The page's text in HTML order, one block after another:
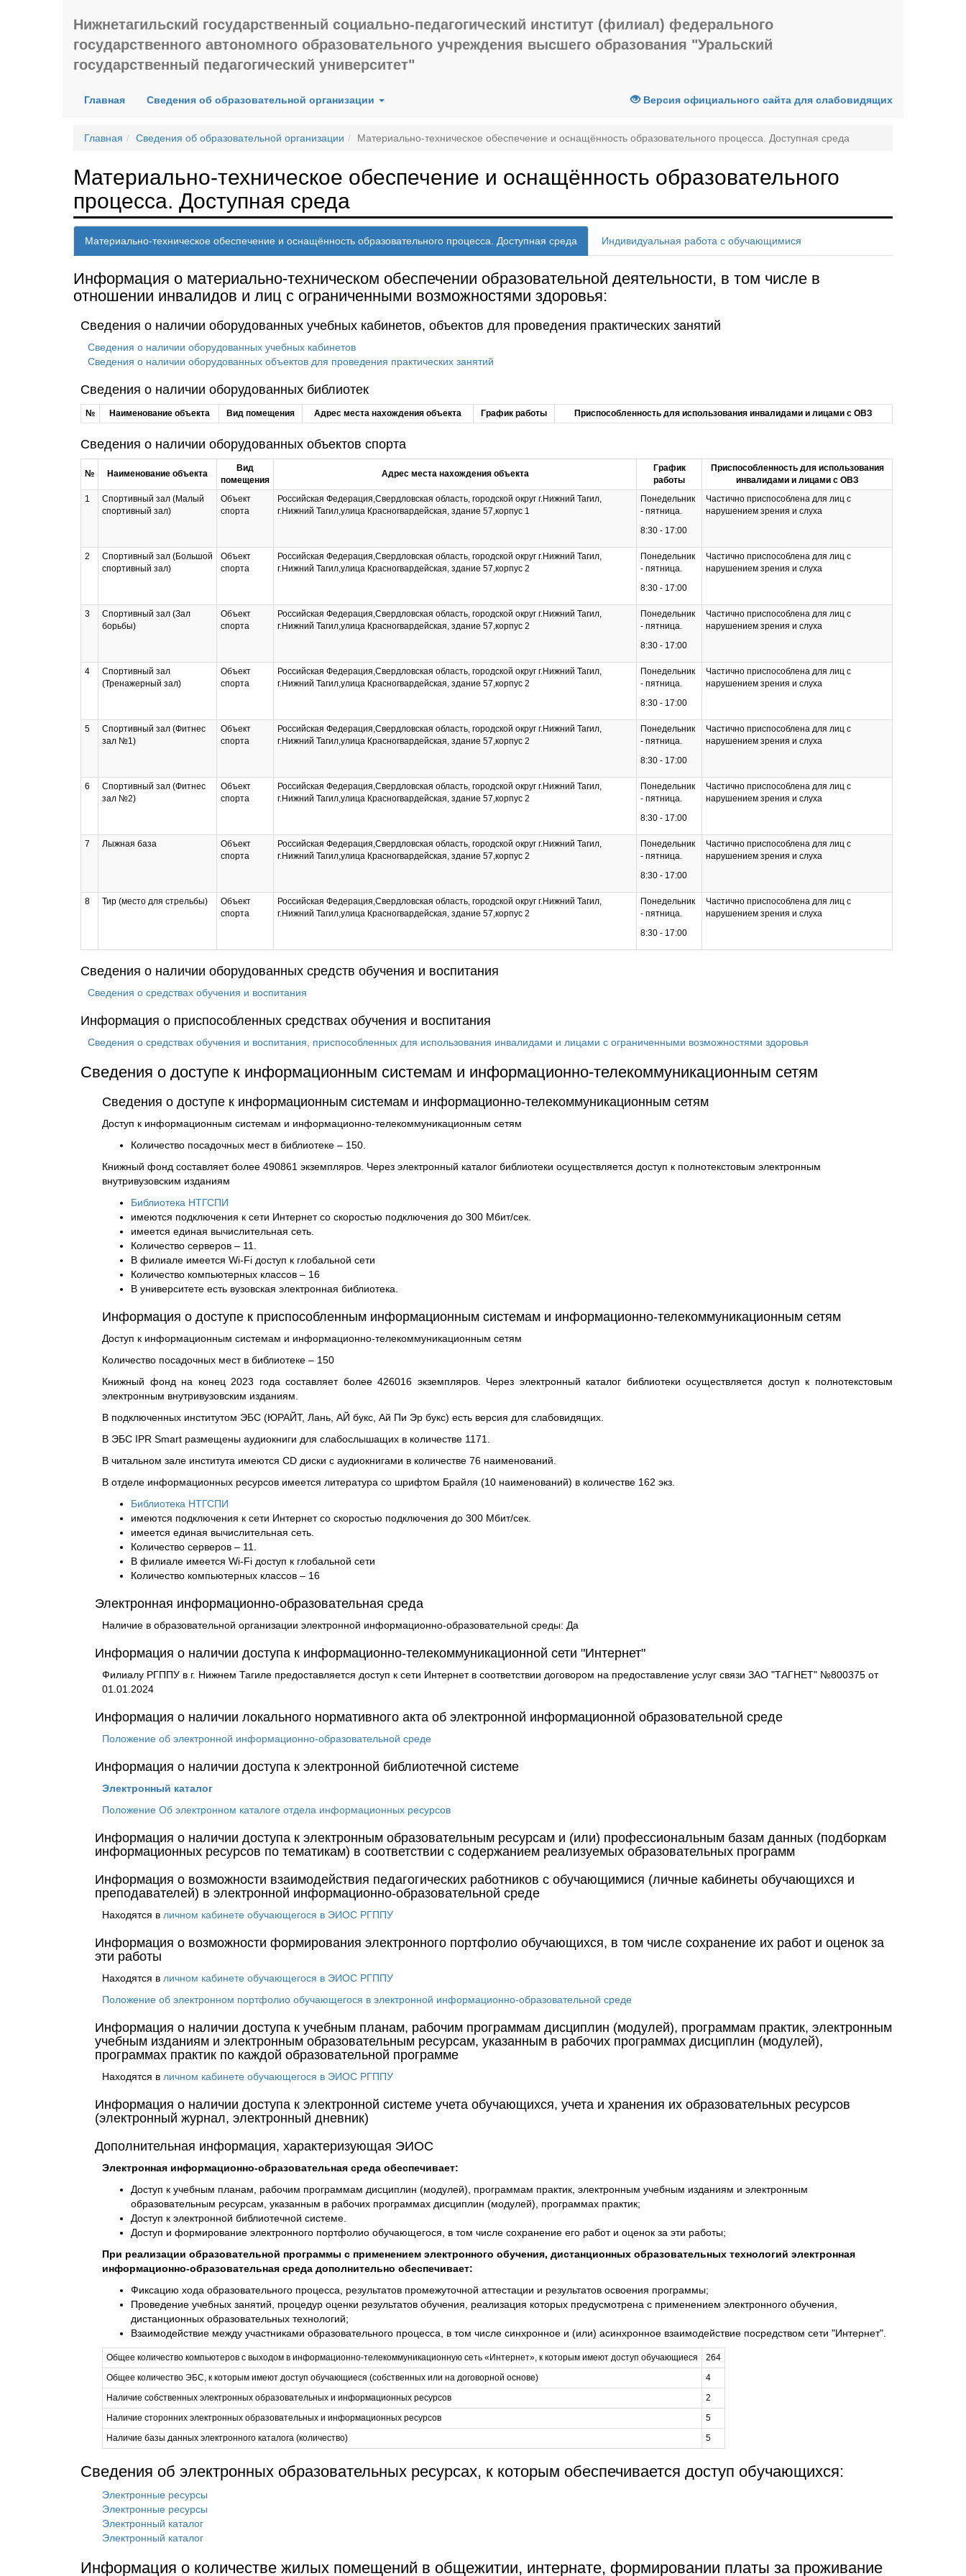
Нижнетагильский государственный социально-педагогический институт (филиал) федерального
государственного автономного образовательного учреждения высшего образования "Уральский
государственный педагогический университет"
Главная Сведения об образовательной организации Версия официального сайта для слабовидящих
Главная Сведения об образовательной организации Материально-техническое обеспечение и оснащённость образовательного процесса. Доступная среда
Материально-техническое обеспечение и оснащённость образовательного
процесса. Доступная среда
Материально-техническое обеспечение и оснащённость образовательного процесса. Доступная среда Индивидуальная работа с обучающимися
Информация о материально-техническом обеспечении образовательной деятельности, в том числе в
отношении инвалидов и лиц с ограниченными возможностями здоровья:
Сведения о наличии оборудованных учебных кабинетов, объектов для проведения практических занятий
Сведения о наличии оборудованных учебных кабинетов
Сведения о наличии оборудованных объектов для проведения практических занятий
Сведения о наличии оборудованных библиотек
№ Наименование объекта Вид помещения Адрес места нахождения объекта График работы Приспособленность для использования инвалидами и лицами с ОВЗ
Сведения о наличии оборудованных объектов спорта
№ Наименование объекта
Вид
помещения
Адрес места нахождения объекта
График
работы
Приспособленность для использования
инвалидами и лицами с ОВЗ
1
Спортивный зал (Малый
спортивный зал)
Объект
спорта
Российская Федерация,Свердловская область, городской округ г.Нижний Тагил,
г.Нижний Тагил,улица Красногвардейская, здание 57,корпус 1
Понедельник
- пятница.
8:30 - 17:00
Частично приспособлена для лиц с
нарушением зрения и слуха
2
Спортивный зал (Большой
спортивный зал)
Объект
спорта
Российская Федерация,Свердловская область, городской округ г.Нижний Тагил,
г.Нижний Тагил,улица Красногвардейская, здание 57,корпус 2
Понедельник
- пятница.
8:30 - 17:00
Частично приспособлена для лиц с
нарушением зрения и слуха
3
Спортивный зал (Зал
борьбы)
Объект
спорта
Российская Федерация,Свердловская область, городской округ г.Нижний Тагил,
г.Нижний Тагил,улица Красногвардейская, здание 57,корпус 2
Понедельник
- пятница.
8:30 - 17:00
Частично приспособлена для лиц с
нарушением зрения и слуха
4
Спортивный зал
(Тренажерный зал)
Объект
спорта
Российская Федерация,Свердловская область, городской округ г.Нижний Тагил,
г.Нижний Тагил,улица Красногвардейская, здание 57,корпус 2
Понедельник
- пятница.
8:30 - 17:00
Частично приспособлена для лиц с
нарушением зрения и слуха
5
Спортивный зал (Фитнес
зал №1)
Объект
спорта
Российская Федерация,Свердловская область, городской округ г.Нижний Тагил,
г.Нижний Тагил,улица Красногвардейская, здание 57,корпус 2
Понедельник
- пятница.
8:30 - 17:00
Частично приспособлена для лиц с
нарушением зрения и слуха
6
Спортивный зал (Фитнес
зал №2)
Объект
спорта
Российская Федерация,Свердловская область, городской округ г.Нижний Тагил,
г.Нижний Тагил,улица Красногвардейская, здание 57,корпус 2
Понедельник
- пятница.
8:30 - 17:00
Частично приспособлена для лиц с
нарушением зрения и слуха
7 Лыжная база
Объект
спорта
Российская Федерация,Свердловская область, городской округ г.Нижний Тагил,
г.Нижний Тагил,улица Красногвардейская, здание 57,корпус 2
Понедельник
- пятница.
8:30 - 17:00
Частично приспособлена для лиц с
нарушением зрения и слуха
8 Тир (место для стрельбы)
Объект
спорта
Российская Федерация,Свердловская область, городской округ г.Нижний Тагил,
г.Нижний Тагил,улица Красногвардейская, здание 57,корпус 2
Понедельник
- пятница.
8:30 - 17:00
Частично приспособлена для лиц с
нарушением зрения и слуха
Сведения о наличии оборудованных средств обучения и воспитания
Сведения о средствах обучения и воспитания
Информация о приспособленных средствах обучения и воспитания
Сведения о средствах обучения и воспитания, приспособленных для использования инвалидами и лицами с ограниченными возможностями здоровья
Сведения о доступе к информационным системам и информационно-телекоммуникационным сетям
Сведения о доступе к информационным системам и информационно-телекоммуникационным сетям
Доступ к информационным системам и информационно-телекоммуникационным сетям
Количество посадочных мест в библиотеке – 150.
Книжный фонд составляет более 490861 экземпляров. Через электронный каталог библиотеки осуществляется доступ к полнотекстовым электронным
внутривузовским изданиям
Библиотека НТГСПИ
имеются подключения к сети Интернет со скоростью подключения до 300 Мбит/сек.
имеется единая вычислительная сеть.
Количество серверов – 11.
В филиале имеется Wi-Fi доступ к глобальной сети
Количество компьютерных классов – 16
В университете есть вузовская электронная библиотека.
Информация о доступе к приспособленным информационным системам и информационно-телекоммуникационным сетям
Доступ к информационным системам и информационно-телекоммуникационным сетям
Количество посадочных мест в библиотеке – 150
Книжный фонд на конец 2023 года составляет более 426016 экземпляров. Через электронный каталог библиотеки осуществляется доступ к полнотекстовым
электронным внутривузовским изданиям.
В подключенных институтом ЭБС (ЮРАЙТ, Лань, АЙ букс, Ай Пи Эр букс) есть версия для слабовидящих.
В ЭБС IPR Smart размещены аудиокниги для слабослышащих в количестве 1171.
В читальном зале института имеются CD диски с аудиокнигами в количестве 76 наименований.
В отделе информационных ресурсов имеется литература со шрифтом Брайля (10 наименований) в количестве 162 экз.
Библиотека НТГСПИ
имеются подключения к сети Интернет со скоростью подключения до 300 Мбит/сек.
имеется единая вычислительная сеть.
Количество серверов – 11.
В филиале имеется Wi-Fi доступ к глобальной сети
Количество компьютерных классов – 16
Электронная информационно-образовательная среда
Наличие в образовательной организации электронной информационно-образовательной среды: Да
Информация о наличии доступа к информационно-телекоммуникационной сети "Интернет"
Филиалу РГППУ в г. Нижнем Тагиле предоставляется доступ к сети Интернет в соответствии договором на предоставление услуг связи ЗАО "ТАГНЕТ" №800375 от
01.01.2024
Информация о наличии локального нормативного акта об электронной информационной образовательной среде
Положение об электронной информационно-образовательной среде
Информация о наличии доступа к электронной библиотечной системе
Электронный каталог
Положение Об электронном каталоге отдела информационных ресурсов
Информация о наличии доступа к электронным образовательным ресурсам и (или) профессиональным базам данных (подборкам
информационных ресурсов по тематикам) в соответствии с содержанием реализуемых образовательных программ
Информация о возможности взаимодействия педагогических работников с обучающимися (личные кабинеты обучающихся и
преподавателей) в электронной информационно-образовательной среде
Находятся в личном кабинете обучающегося в ЭИОС РГППУ
Информация о возможности формирования электронного портфолио обучающихся, в том числе сохранение их работ и оценок за
эти работы
Находятся в личном кабинете обучающегося в ЭИОС РГППУ
Положение об электронном портфолио обучающегося в электронной информационно-образовательной среде
Информация о наличии доступа к учебным планам, рабочим программам дисциплин (модулей), программам практик, электронным
учебным изданиям и электронным образовательным ресурсам, указанным в рабочих программах дисциплин (модулей),
программах практик по каждой образовательной программе
Находятся в личном кабинете обучающегося в ЭИОС РГППУ
Информация о наличии доступа к электронной системе учета обучающихся, учета и хранения их образовательных ресурсов
(электронный журнал, электронный дневник)
Дополнительная информация, характеризующая ЭИОС
Электронная информационно-образовательная среда обеспечивает:
Доступ к учебным планам, рабочим программам дисциплин (модулей), программам практик, электронным учебным изданиям и электронным
образовательным ресурсам, указанным в рабочих программах дисциплин (модулей), программах практик;
Доступ к электронной библиотечной системе.
Доступ и формирование электронного портфолио обучающегося, в том числе сохранение его работ и оценок за эти работы;
При реализации образовательной программы с применением электронного обучения, дистанционных образовательных технологий электронная
информационно-образовательная среда дополнительно обеспечивает:
Фиксацию хода образовательного процесса, результатов промежуточной аттестации и результатов освоения программы;
Проведение учебных занятий, процедур оценки результатов обучения, реализация которых предусмотрена с применением электронного обучения,
дистанционных образовательных технологий;
Взаимодействие между участниками образовательного процесса, в том числе синхронное и (или) асинхронное взаимодействие посредством сети "Интернет".
Общее количество компьютеров с выходом в информационно-телекоммуникационную сеть «Интернет», к которым имеют доступ обучающиеся
264
Общее количество ЭБС, к которым имеют доступ обучающиеся (собственных или на договорной основе)
4
Наличие собственных электронных образовательных и информационных ресурсов
2
Наличие сторонних электронных образовательных и информационных ресурсов
5
Наличие базы данных электронного каталога (количество)
5
Сведения об электронных образовательных ресурсах, к которым обеспечивается доступ обучающихся:
Электронные ресурсы
Электронные ресурсы
Электронный каталог
Электронный каталог
Информация о количестве жилых помещений в общежитии, интернате, формировании платы за проживание